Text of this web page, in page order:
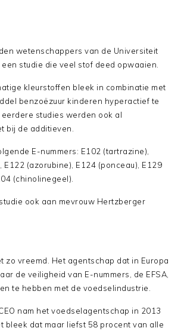
wetenschappers van de Universiteit
studie die veel stof deed opwaaien.
kleurstoffen bleek in combinatie met
benzoëzuur kinderen hyperactief te
eerdere studies werden ook al
bij de additieven.
E-nummers: E102 (tartrazine),
E122 (azorubine), E124 (ponceau), E129
(chinolinegeel).
ook aan mevrouw Hertzberger
zo vreemd. Het agentschap dat in Europa
de veiligheid van E-nummers, de EFSA,
te hebben met de voedselindustrie.
nam het voedselagentschap in 2013
bleek dat maar liefst 58 procent van alle